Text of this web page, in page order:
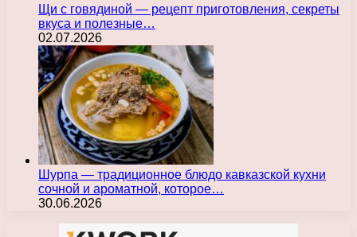
Щи с говядиной — рецепт приготовления, секреты
вкуса и полезные…
02.07.2026
Шурпа — традиционное блюдо кавказской кухни
сочной и ароматной, которое…
30.06.2026